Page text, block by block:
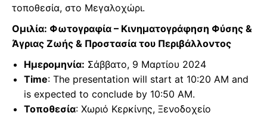
τοποθεσία, στο Μεγαλοχώρι.
Ομιλία: Φωτογραφία – Κινηματογράφηση Φύσης &
Άγριας Ζωής & Προστασία του Περιβάλλοντος
Ημερομηνία: Σάββατο, 9 Μαρτίου 2024
Time: The presentation will start at 10:20 AM and
is expected to conclude by 10:50 AM.
Τοποθεσία: Χωριό Κερκίνης, Ξενοδοχείο